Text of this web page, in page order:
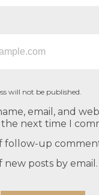
will not be published.
email, and
next time I
follow-up
new posts by email.